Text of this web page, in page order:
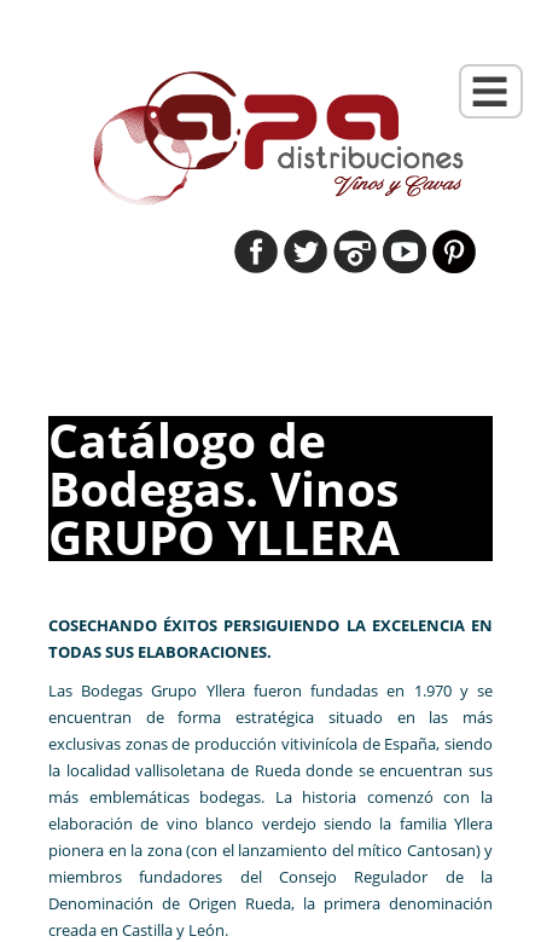
Catálogo de
Bodegas. Vinos
GRUPO YLLERA
COSECHANDO ÉXITOS PERSIGUIENDO LA EXCELENCIA EN
TODAS SUS ELABORACIONES.
Las Bodegas Grupo Yllera fueron fundadas en 1.970 y se
encuentran de forma estratégica situado en las más
exclusivas zonas de producción vitivinícola de España, siendo
la localidad vallisoletana de Rueda donde se encuentran sus
más emblemáticas bodegas. La historia comenzó con la
elaboración de vino blanco verdejo siendo la familia Yllera
pionera en la zona (con el lanzamiento del mítico Cantosan) y
miembros fundadores del Consejo Regulador de la
Denominación de Origen Rueda, la primera denominación
creada en Castilla y León.